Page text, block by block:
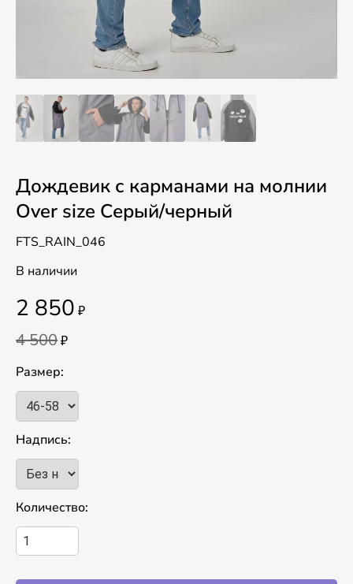
Дождевик с карманами на молнии
Over size Серый/черный
FTS_RAIN_046
В наличии
2 850 ₽
4 500₽
Размер:
Надпись:
Количество: